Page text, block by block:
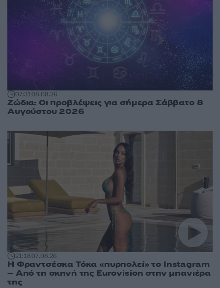
07:3108.08.26
Ζώδια: Οι προβλέψεις για σήμερα Σάββατο 8
Αυγούστου 2026
21:1807.08.26
Η Φραντσέσκα Τόκα «πυρπολεί» το Instagram
– Από τη σκηνή της Eurovision στην μπανιέρα
της